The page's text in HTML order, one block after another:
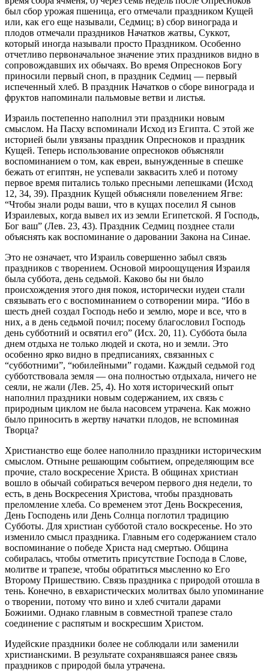
был сбор урожая пшеница, его отмечали праздником Кущей
или, как его еще называли, Седмиц; в) сбор винограда и
плодов отмечали праздников Начатков жатвы, Суккот,
который иногда называли просто Праздником. Особенно
отчетливо первоначальное значение этих праздников видно в
сопровождавших их обычаях. Во время Опресноков Богу
приносили первый сноп, в праздник Седмиц — первый
испеченный хлеб. В праздник Начатков о сборе винограда и
фруктов напоминали пальмовые ветви и листья.
Израиль постепенно наполнил эти праздники новым
смыслом. На Пасху вспоминали Исход из Египта. С этой же
историей были увязаны праздник Опресноков и праздник
Кущей. Теперь использование опресноков объясняли
воспоминанием о том, как евреи, вынужденные в спешке
бежать от египтян, не успевали заквасить хлеб и потому
первое время питались только пресными лепешками (Исход
12, 34, 39). Праздник Кущей объясняли повелением Ягве:
“Чтобы знали роды ваши, что в кущах поселил Я сынов
Израилевых, когда вывел их из земли Египетской. Я Господь,
Бог ваш” (Лев. 23, 43). Праздник Седмиц позднее стали
объяснять как воспоминание о даровании Закона на Синае.
Это не означает, что Израиль совершенно забыл связь
праздников с творением. Основой мироощущения Израиля
была суббота, день седьмой. Каково бы ни было
происхождения этого дня покоя, исторически иудеи стали
связывать его с воспоминанием о сотворении мира. “Ибо в
шесть дней создал Господь небо и землю, море и все, что в
них, а в день седьмой почил; посему благословил Господь
день субботний и освятил его” (Исх. 20, 11). Суббота была
днем отдыха не только людей и скота, но и земли. Это
особенно ярко видно в предписаниях, связанных с
“субботними”, “юбилейными” годами. Каждый седьмой год
субботствовала земля — она полностью отдыхала, ничего не
сеяли, не жали (Лев. 25, 4). Но хотя исторический опыт
наполнил праздники новым содержанием, их связь с
природным циклом не была насовсем утрачена. Как можно
было приносить в жертву начатки плодов, не вспоминая
Творца?
Христианство еще более наполнило праздники историческим
смыслом. Отныне решающим событием, определяющим все
прочие, стало воскресение Христа. В общинах христиан
вошло в обычай собираться вечером первого дня недели, то
есть, в день Воскресения Христова, чтобы праздновать
преломление хлеба. Со временем этот День Воскресения,
День Господень или День Солнца поглотил традицию
Субботы. Для христиан субботой стало воскресенье. Но это
изменило смысл праздника. Главным его содержанием стало
воспоминание о победе Христа над смертью. Община
собиралась, чтобы отметить присутствие Господа в Слове,
молитве и трапезе, чтобы обратиться мысленно ко Его
Второму Пришествию. Связь праздника с природой отошла в
тень. Конечно, в евхаристических молитвах было упоминание
о творении, потому что вино и хлеб считали дарами
Божиими. Однако главным в совместной трапезе стало
соединение с распятым и воскресшим Христом.
Иудейские праздники более не соблюдали или заменили
христианскими. В результате сохранявшаяся ранее связь
праздников с природой была утрачена.